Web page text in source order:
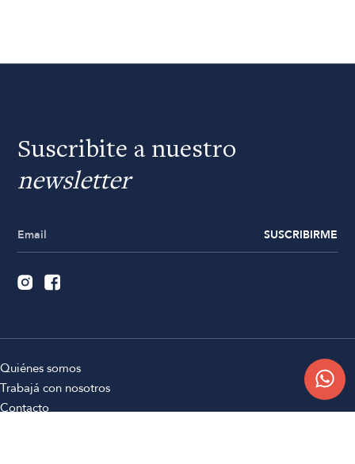
Suscribite a nuestro
newsletter
SUSCRIBIRME
Quiénes somos
Trabajá con nosotros
Contacto